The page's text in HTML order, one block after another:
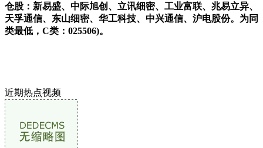
仓股：新易盛、中际旭创、立讯细密、工业富联、兆易立异、
天孚通信、东山细密、华工科技、中兴通信、沪电股份。为同
类最低，C类：025506)。
近期热点视频